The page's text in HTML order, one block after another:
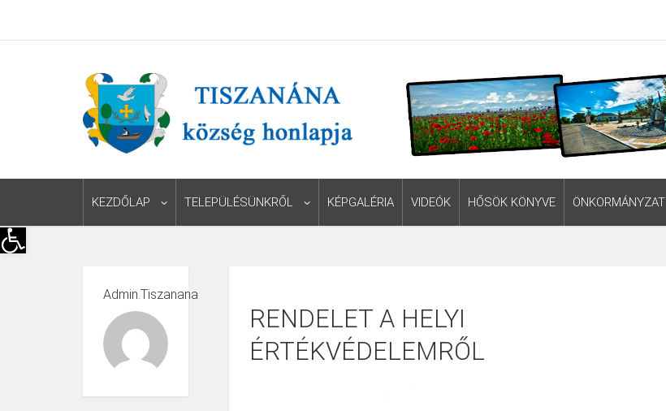
Eszköztár megnyitása
KEZDŐLAP TELEPÜLÉSÜNKRŐL KÉPGALÉRIA VIDEÓK HŐSÖK KÖNYVE ÖNKORMÁNYZAT
Admin.tiszanana
RENDELET A HELYI
ÉRTÉKVÉDELEMRŐL